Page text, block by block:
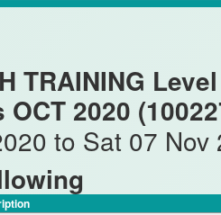
TRAINING
2020
to Sat 07 Nov